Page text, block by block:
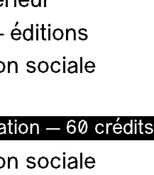
éditions
sociale
— 60 crédits
sociale